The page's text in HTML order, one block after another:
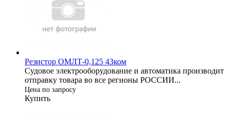
Резистор ОМЛТ-0,125 43ком
Судовое электрооборудование и автоматика производит
отправку товара во все регионы РОССИИ...
Цена по запросу
Купить